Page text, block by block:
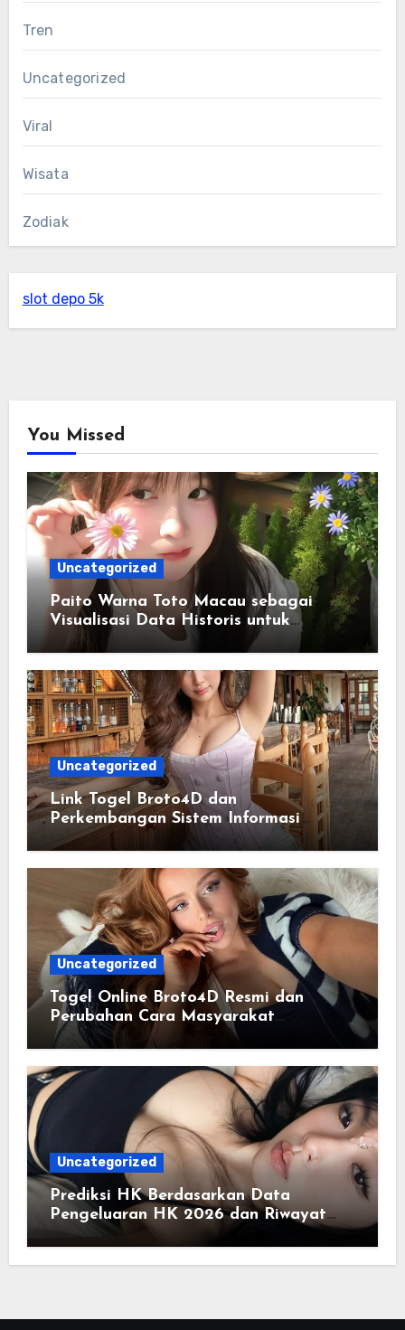
Tren
Uncategorized
Viral
Wisata
Zodiak
slot depo 5k
You Missed
Uncategorized
Paito Warna Toto Macau sebagai
Visualisasi Data Historis untuk
Memahami Informasi Secara Lebih
Terstruktur
Uncategorized
Link Togel Broto4D dan
Perkembangan Sistem Informasi
Digital Masa Kini
Uncategorized
Togel Online Broto4D Resmi dan
Perubahan Cara Masyarakat
Mengakses Informasi Berbasis Data
Uncategorized
Prediksi HK Berdasarkan Data
Pengeluaran HK 2026 dan Riwayat
HK Pools